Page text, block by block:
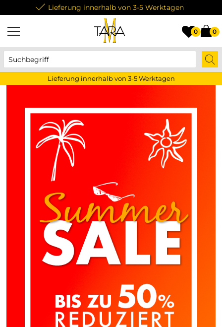
Lieferung innerhalb von 3-5 Werktagen
0 0
Lieferung innerhalb von 3-5 Werktagen